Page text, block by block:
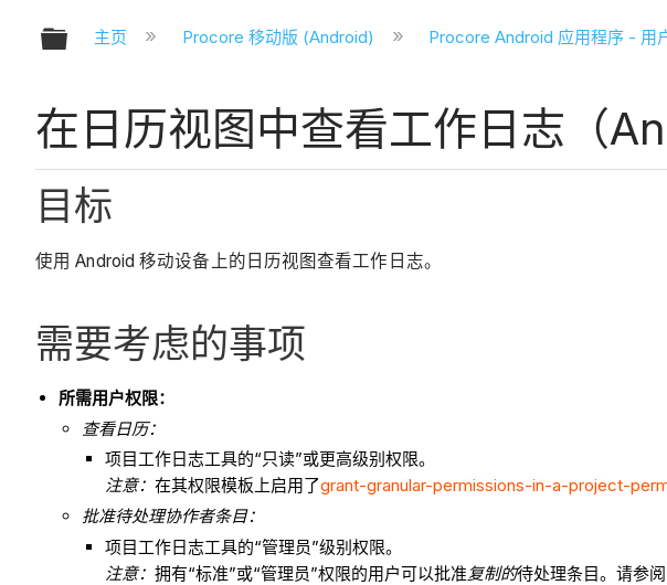
扩展/隐缩全局层次
主页 Procore 移动版 (Android) Procore Android 应用程序 - 用
在日历视图中查看工作日志（
目标
使用 Android 移动设备上的日历视图查看工作日志。
需要考虑的事项
所需用户权限：
查看日历：
项目工作日志工具的“只读”或更高级别权限。
注意： 在其权限模板上启用了grant-granular-permissions-in-a-project-
批准待处理协作者条目：
项目工作日志工具的“管理员”级别权限。
注意： 拥有“标准”或“管理员”权限的用户可以批准复制的待处理条目。请参阅